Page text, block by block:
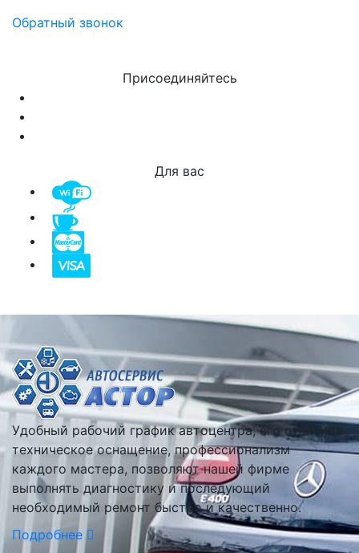
Обратный звонок
Присоединяйтесь
Для вас
Удобный рабочий график автоцентра, его отличное
техническое оснащение, профессионализм
каждого мастера, позволяют нашей фирме
выполнять диагностику и последующий
необходимый ремонт быстро и качественно.
Подробнее